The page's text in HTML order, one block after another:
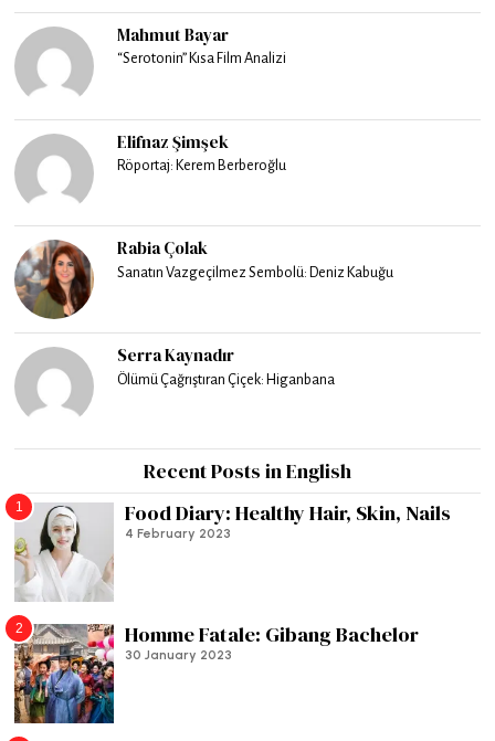
Mahmut Bayar
“Serotonin” Kısa Film Analizi
Elifnaz Şimşek
Röportaj: Kerem Berberoğlu
Rabia Çolak
Sanatın Vazgeçilmez Sembolü: Deniz Kabuğu
Serra Kaynadır
Ölümü Çağrıştıran Çiçek: Higanbana
Recent Posts in English
1 Food Diary: Healthy Hair, Skin, Nails
4 February 2023
2 Homme Fatale: Gibang Bachelor
30 January 2023